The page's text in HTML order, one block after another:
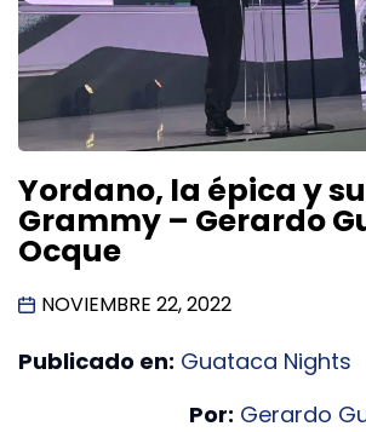
Yordano, la épica y
Grammy – Gerardo
Ocque
NOVIEMBRE 22, 2022
Publicado en: Guataca Nights
Por: Gerardo